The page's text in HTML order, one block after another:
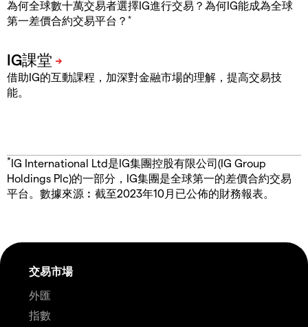
為何全球數十萬交易者選擇IG進行交易？為何IG能成為全球
第一差價合約交易平台？ *
借助IG的互動課程，加深對金融市場的理解，提高交易技
能。
*IG International Ltd是IG集團控股有限公司(IG Group
Holdings Plc)的一部分，IG集團是全球第一的差價合約交易
平台。數據來源︰截至2023年10月已公佈的財務報表。
交易市場
外匯
指數